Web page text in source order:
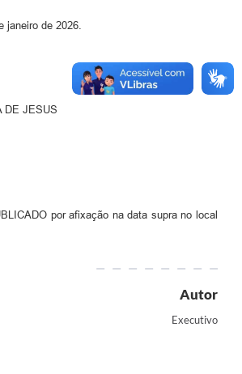
janeiro de 2026.
DE JESUS
por afixação na data supra no local
Autor
Executivo